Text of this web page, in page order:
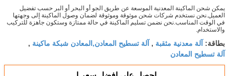
يمكن شحن الماكينة المعدنية الموسعة عن طريق الجو أو البحر أو البر حسب تفضيل
العميل.نحن نستخدم شركات شحن موثوقة وموثوقة لضمان وصول الماكينة إلى وجهتها
في الوقت المناسب.نحن نضمن تسليم الماكينة في حالة ممتازة وستكون جاهزة للتركيب
والاستخدام.
بطاقة: آلة معدنية مثقبة , آلة تسطيح المعادن,المعادن شبكة ماكينة ,
آلة تسطيح المعادن